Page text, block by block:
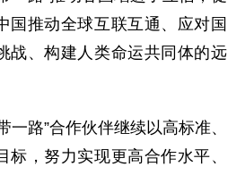
国推动全球互联互通、应对国
战、构建人类命运共同体的远
一路”合作伙伴继续以高标准、
标，努力实现更高合作水平、